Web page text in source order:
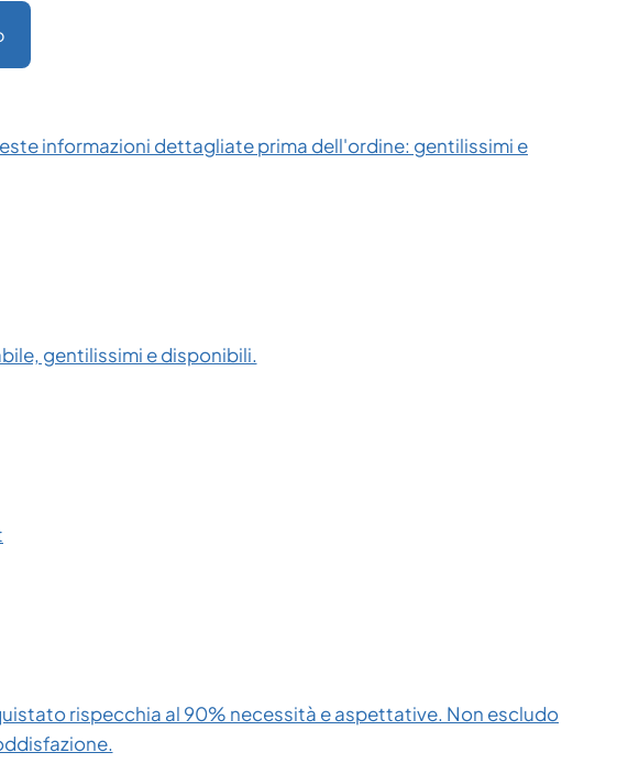
informazioni dettagliate prima dell'ordine: gentilissimi e
gentilissimi e disponibili.
rispecchia al 90% necessità e aspettative. Non escludo